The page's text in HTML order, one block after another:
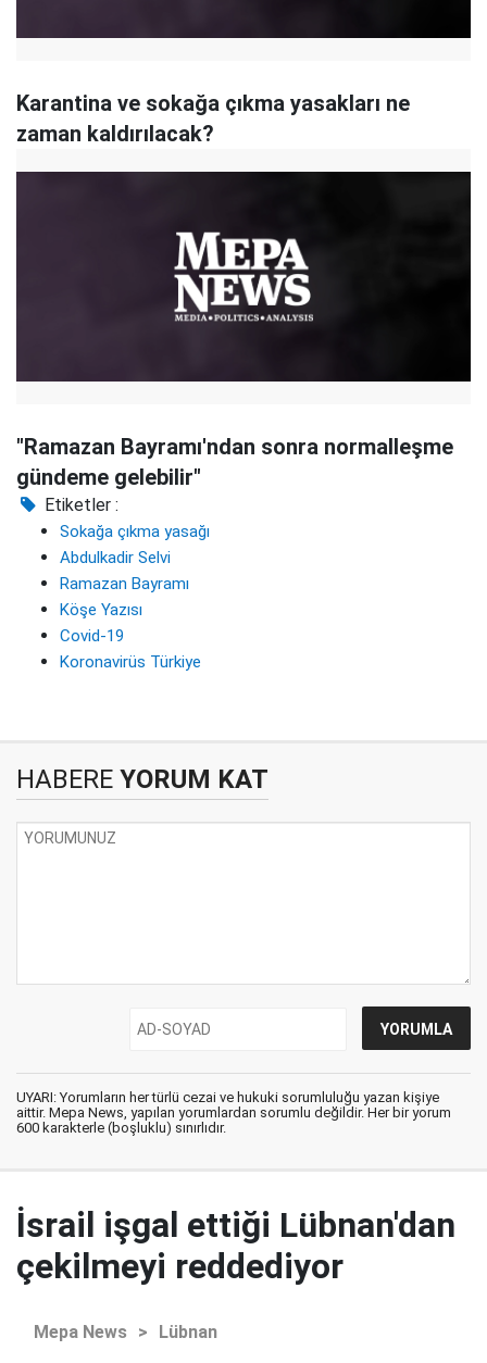
Karantina ve sokağa çıkma yasakları ne
zaman kaldırılacak?
"Ramazan Bayramı'ndan sonra normalleşme
gündeme gelebilir"
Etiketler :
Sokağa çıkma yasağı
Abdulkadir Selvi
Ramazan Bayramı
Köşe Yazısı
Covid-19
Koronavirüs Türkiye
HABERE YORUM KAT
UYARI: Yorumların her türlü cezai ve hukuki sorumluluğu yazan kişiye
aittir. Mepa News, yapılan yorumlardan sorumlu değildir. Her bir yorum
600 karakterle (boşluklu) sınırlıdır.
İsrail işgal ettiği Lübnan'dan
çekilmeyi reddediyor
Mepa News > Lübnan